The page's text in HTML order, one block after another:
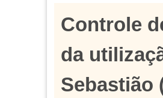
Controle
da
Sebastião